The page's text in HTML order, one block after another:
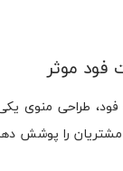
موثر
طراحی منوی
را پوشش